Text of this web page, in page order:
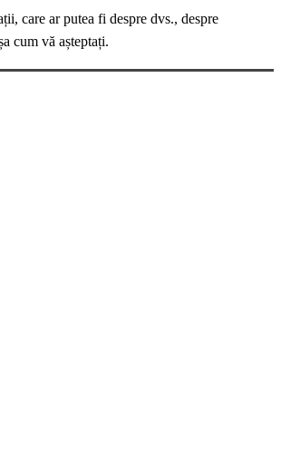
care ar putea fi despre dvs., despre
cum vă așteptați.